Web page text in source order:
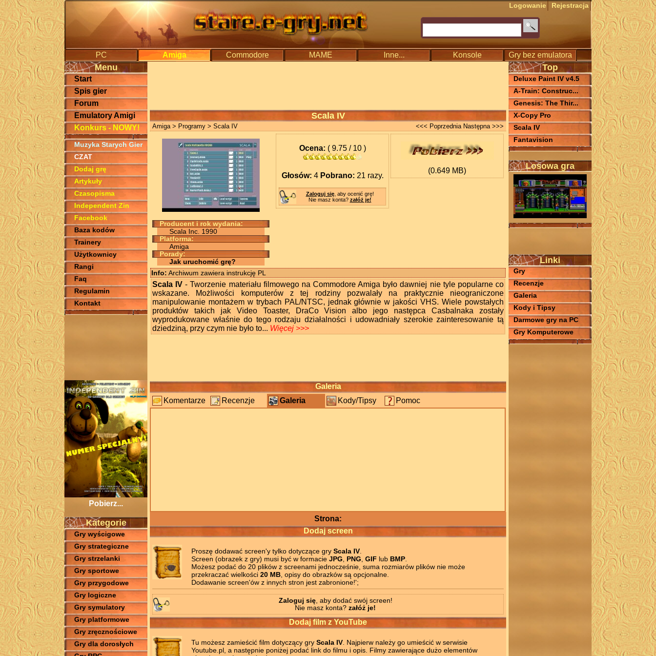
Logowanie Rejestracja
PC Amiga Commodore MAME Inne... Konsole Gry bez emulatora
Menu
Start
Spis gier
Forum
Emulatory Amigi
Konkurs - NOWY!
Muzyka Starych Gier
CZAT
Dodaj grę
Artykuły
Czasopisma
Independent Zin
Facebook
Baza kodów
Trainery
Użytkownicy
Rangi
Faq
Regulamin
Kontakt
Pobierz...
Kategorie
Gry wyścigowe
Gry strategiczne
Gry strzelanki
Gry sportowe
Gry przygodowe
Gry logiczne
Gry symulatory
Gry platformowe
Gry zręcznościowe
Gry dla dorosłych
Scala IV
Amiga> Programy > Scala IV <<< Poprzednia Następna >>>
Producent i rok wydania:
Scala Inc. 1990
Platforma:
Amiga
Porady:
Jak uruchomić grę?
(0.649 MB)
Ocena: ( 9.75 / 10 )
Głosów: 4 Pobrano: 21 razy.
Zaloguj się, aby ocenić grę!
Nie masz konta? załóż je!
Info: Archiwum zawiera instrukcję PL
Scala IV - Tworzenie materiału filmowego na Commodore Amiga było dawniej nie tyle popularne co
wskazane. Możliwości komputerów z tej rodziny pozwalały na praktycznie nieograniczone
manipulowanie montażem w trybach PAL/NTSC, jednak głównie w jakości VHS. Wiele powstałych
produktów takich jak Video Toaster, DraCo Vision albo jego następca Casbalnaka zostały
wyprodukowane właśnie do tego rodzaju działalności i udowadniały szerokie zainteresowanie tą
dziedziną, przy czym nie było to... Więcej >>>
Galeria
Komentarze
Recenzje Galeria Kody/Tipsy Pomoc
Strona:
Dodaj screen
Proszę dodawać screen'y tylko dotyczące gry Scala IV
Screen (obrazek z gry) musi być w formacie JPG PNG GIF lub BMP
Możesz podać do 20 plików z screenami jednocześnie, suma rozmiarów plików nie może
przekraczać wielkości 20 MB , opisy do obrazków są opcjonalne.
Dodawanie screen'ów z innych stron jest zabronione!';
Zaloguj się, aby dodać swój screen!
Nie masz konta? załóż je!
Dodaj film z YouTube
Tu możesz zamieścić film dotyczący gry Scala IV . Najpierw należy go umieścić w serwisie
Youtube.pl, a następnie poniżej podać link do filmu i opis. Filmy zawierające dużo elementów
Top
Deluxe Paint IV v4.5
A-Train: Construc...
Genesis: The Thir...
X-Copy Pro
Scala IV
Fantavision
Losowa gra
Linki
Gry
Recenzje
Galeria
Kody i Tipsy
Darmowe gry na PC
Gry Komputerowe